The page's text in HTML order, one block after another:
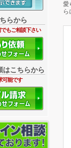
らから
もご相談下さい
はこちらから
可能です
愛